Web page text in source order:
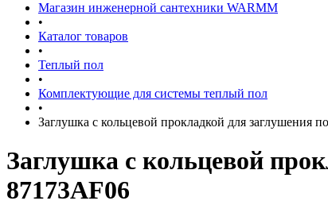
Магазин инженерной сантехники WARMM
•
Каталог товаров
•
Теплый пол
•
Комплектующие для системы теплый пол
•
Заглушка с кольцевой прокладкой для заглушения
Заглушка с кольцевой
87173AF06